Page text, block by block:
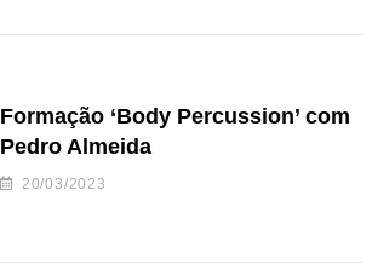
Formação ‘Body Percussion’ com
Pedro Almeida
20/03/2023